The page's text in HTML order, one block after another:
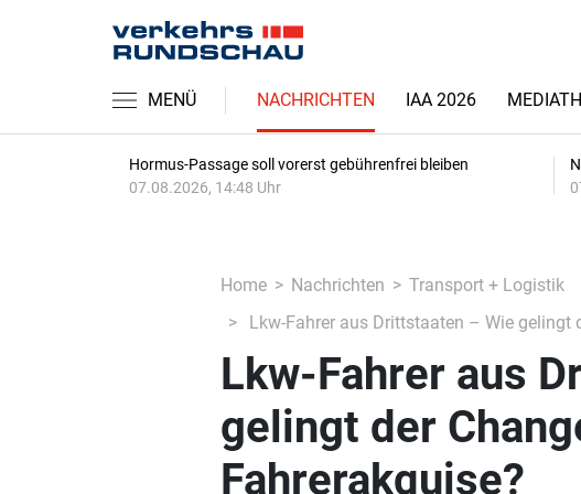
MENÜ NACHRICHTEN IAA 2026
Hormus-Passage soll vorerst gebührenfrei bleiben
07.08.2026, 14:48 Uhr
Home Nachrichten
Transport + Logistik
Lkw-Fahrer aus Drittstaaten – Wie gelingt
Lkw-Fahrer aus
gelingt der
Fahrerakquise?